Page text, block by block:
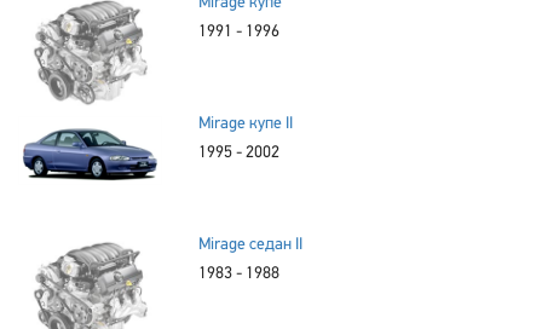
1991 - 1996
Mirage купе II
1995 - 2002
Mirage седан II
1983 - 1988